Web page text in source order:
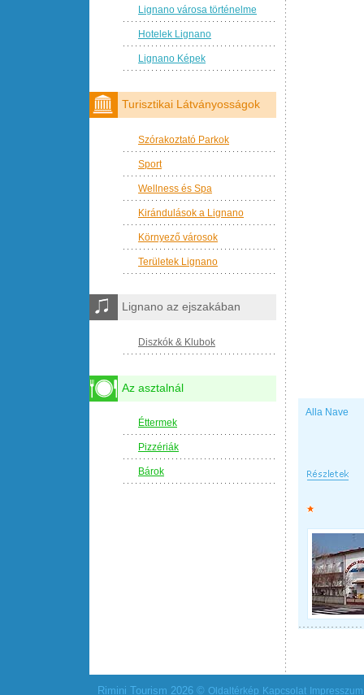
Alla Nave
Lignano városa történelme
Hotelek Lignano
Lignano Képek
Turisztikai Látványosságok
Szórakoztató Parkok
Sport
Wellness és Spa
Kirándulások a Lignano
Környező városok
Területek Lignano
Lignano az ejszakában
Diszkók & Klubok
Az asztalnál
Éttermek
Pizzériák
Bárok
Rimini Tourism 2026 © Oldaltérkép Kapcsolat Impresszum